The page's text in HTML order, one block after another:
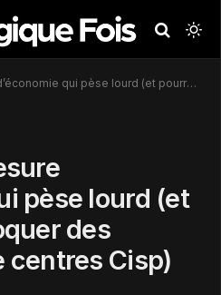
lourd (et pourrait provoquer des fermetures de centres Cisp) (Vif)
pèse lourd (et
des
centres Cisp)